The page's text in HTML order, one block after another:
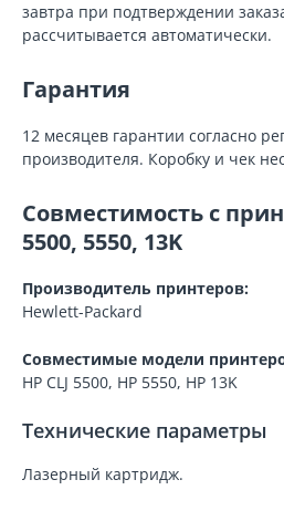
завтра при подтверждении
рассчитывается автоматически.
Гарантия
12 месяцев гарантии согласно
производителя. Коробку и чек
Совместимость с
5500, 5550, 13K
Производитель принтеров:
Hewlett-Packard
Совместимые модели
HP CLJ 5500, HP 5550, HP 13K
Технические параметры
Лазерный картридж.